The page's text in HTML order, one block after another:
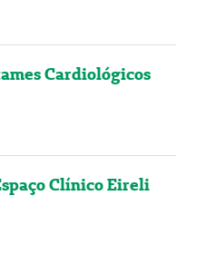
Cardiológicos
Clínico Eireli